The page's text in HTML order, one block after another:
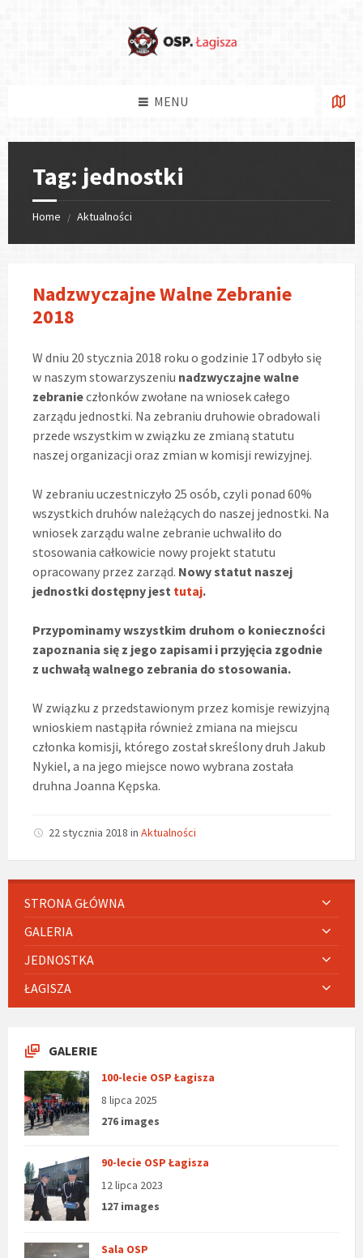
MENU
Tag: jednostki
Home / Aktualności
Nadzwyczajne Walne Zebranie
2018
W dniu 20 stycznia 2018 roku o godzinie 17 odbyło się
w naszym stowarzyszeniu nadzwyczajne walne
zebranieczłonków zwołane na wniosek całego
zarządu jednostki. Na zebraniu druhowie obradowali
przede wszystkim w związku ze zmianą statutu
naszej organizacji oraz zmian w komisji rewizyjnej.
W zebraniu uczestniczyło 25 osób, czyli ponad 60%
wszystkich druhów należących do naszej jednostki. Na
wniosek zarządu walne zebranie uchwaliło do
stosowania całkowicie nowy projekt statutu
opracowany przez zarząd. Nowy statut naszej
jednostki dostępny jest tutaj.
Przypominamy wszystkim druhom o konieczności
zapoznania się z jego zapisami i przyjęcia zgodnie
z uchwałą walnego zebrania do stosowania.
W związku z przedstawionym przez komisje rewizyjną
wnioskiem nastąpiła również zmiana na miejscu
członka komisji, którego został skreślony druh Jakub
Nykiel, a na jego miejsce nowo wybrana została
druhna Joanna Kępska.
22 stycznia 2018 in Aktualności
STRONA GŁÓWNA
GALERIA
JEDNOSTKA
ŁAGISZA
GALERIE
100-lecie OSP Łagisza
8 lipca 2025
276 images
90-lecie OSP Łagisza
12 lipca 2023
127 images
Sala OSP